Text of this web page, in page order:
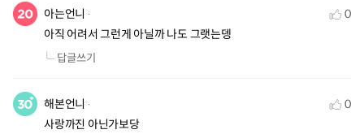
아는언니
0
아직 어려서 그런게 아닐까 나도 그랫는뎅
답글쓰기
해본언니
0
사랑까진 아닌가보당